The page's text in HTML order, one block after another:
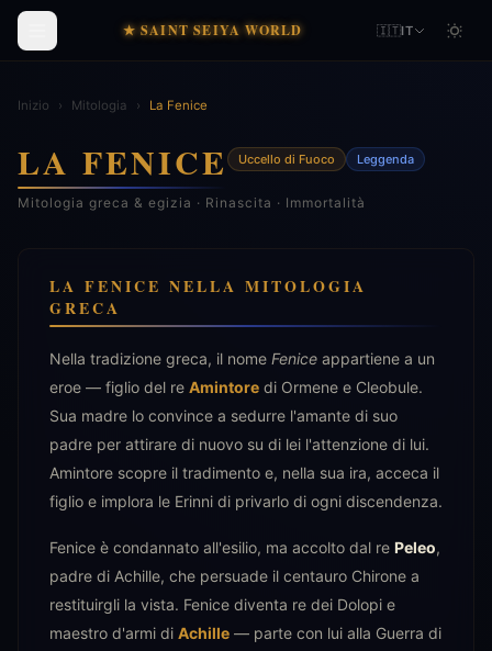
★ SAINT SEIYA WORLD 🇮🇹IT
Inizio › Mitologia › La Fenice
LA FENICE Uccello di Fuoco Leggenda
Mitologia greca & egizia · Rinascita · Immortalità
LA FENICE NELLA MITOLOGIA
GRECA
Nella tradizione greca, il nome Fenice appartiene a un
eroe — figlio del re Amintore di Ormene e Cleobule.
Sua madre lo convince a sedurre l'amante di suo
padre per attirare di nuovo su di lei l'attenzione di lui.
Amintore scopre il tradimento e, nella sua ira, acceca il
figlio e implora le Erinni di privarlo di ogni discendenza.
Fenice è condannato all'esilio, ma accolto dal re Peleo,
padre di Achille, che persuade il centauro Chirone a
restituirgli la vista. Fenice diventa re dei Dolopi e
maestro d'armi di Achille — parte con lui alla Guerra di